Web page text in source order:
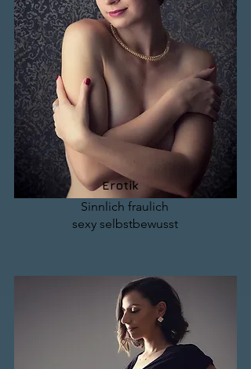
Erotik
Sinnlich fraulich
sexy selbstbewusst